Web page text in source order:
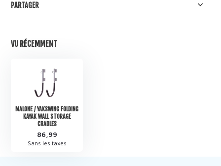
PARTAGER
VU RÉCEMMENT
MALONE / YAKSWING FOLDING
KAYAK WALL STORAGE
CRADLES
86,99
Sans les taxes